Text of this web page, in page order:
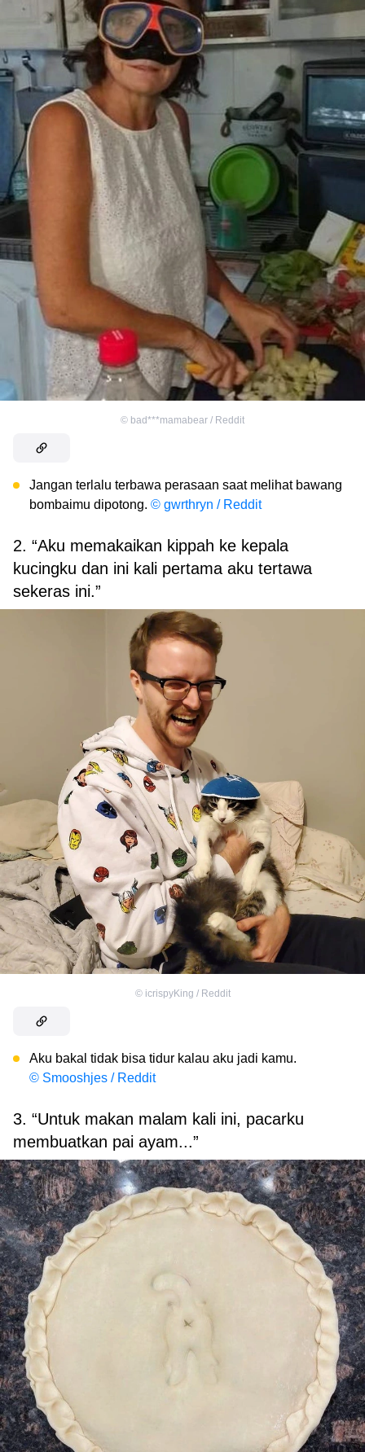
© bad***mamabear / Reddit
Jangan terlalu terbawa perasaan saat melihat bawang
bombaimu dipotong. © gwrthryn / Reddit
2. “Aku memakaikan kippah ke kepala
kucingku dan ini kali pertama aku tertawa
sekeras ini.”
© icrispyKing / Reddit
Aku bakal tidak bisa tidur kalau aku jadi kamu.
© Smooshjes / Reddit
3. “Untuk makan malam kali ini, pacarku
membuatkan pai ayam...”